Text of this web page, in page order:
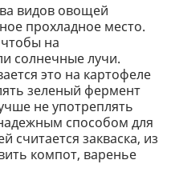
видов овощей
прохладное место.
на
солнечные лучи.
это на картофеле
зеленый фермент
не употреплять
способом для
закваска, из
компот, варенье